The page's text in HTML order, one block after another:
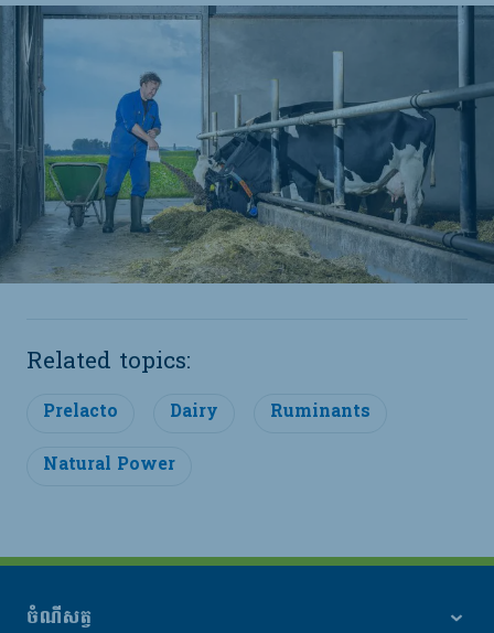
Related topics:
Prelacto Dairy
Ruminants
Natural Power
ចំណីសត្វ